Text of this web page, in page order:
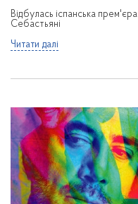
Відбулась іспанська
Себастьяні
Читати далі